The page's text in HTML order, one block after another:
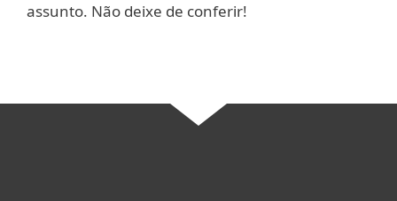
assunto. Não deixe de conferir!